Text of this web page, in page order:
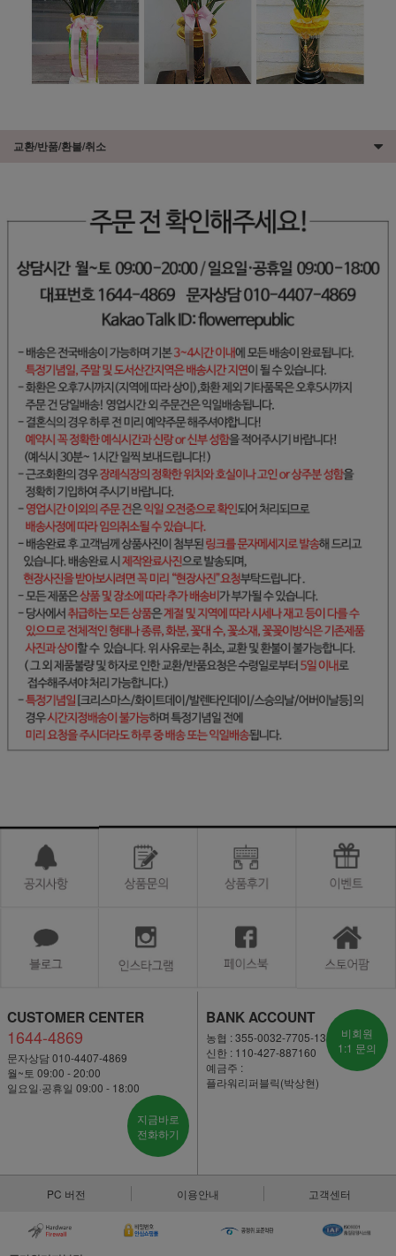
교환/반품/환불/취소
CUSTOMER CENTER
1644-4869
문자상담 010-4407-4869
월~토 09:00 - 20:00
일요일·공휴일 09:00 - 18:00
지금바로
전화하기
BANK ACCOUNT
농협 : 355-0032-7705-13
신한 : 110-427-887160
예금주 :
플라워리퍼블릭(박상현)
비회원
1:1 문의
PC 버전 이용안내 고객센터